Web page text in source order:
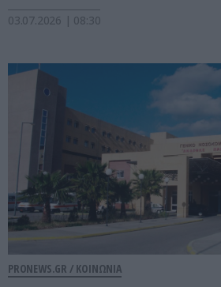
03.07.2026 | 08:30
PRONEWS.GR / ΚΟΙΝΩΝΙΑ